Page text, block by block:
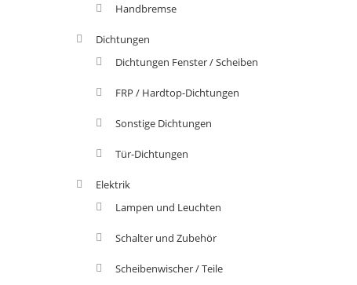
Handbremse
Dichtungen
Dichtungen Fenster / Scheiben
FRP / Hardtop-Dichtungen
Sonstige Dichtungen
Tür-Dichtungen
Elektrik
Lampen und Leuchten
Schalter und Zubehör
Scheibenwischer / Teile